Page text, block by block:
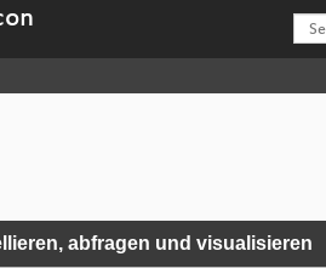
abfragen und visualisieren